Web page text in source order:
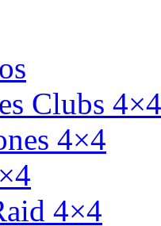
Clubs 4×4
4×4
4×4